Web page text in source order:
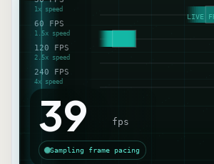
36 fps
Sampling frame pacing